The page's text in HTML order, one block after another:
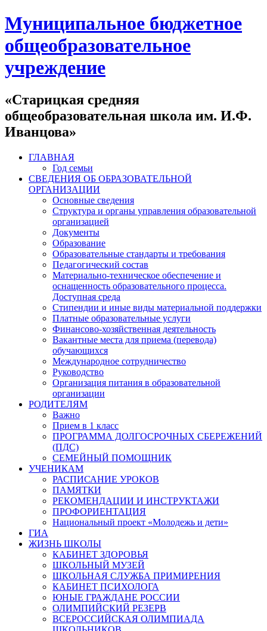
Муниципальное бюджетное
общеобразовательное
учреждение
«Старицкая средняя
общеобразовательная школа им. И.Ф.
Иванцова»
ГЛАВНАЯ
Год семьи
СВЕДЕНИЯ ОБ ОБРАЗОВАТЕЛЬНОЙ
ОРГАНИЗАЦИИ
Основные сведения
Структура и органы управления образовательной
организацией
Документы
Образование
Образовательные стандарты и требования
Педагогический состав
Материально-техническое обеспечение и
оснащенность образовательного процесса.
Доступная среда
Стипендии и иные виды материальной поддержки
Платные образовательные услуги
Финансово-хозяйственная деятельность
Вакантные места для приема (перевода)
обучающихся
Международное сотрудничество
Руководство
Организация питания в образовательной
организации
РОДИТЕЛЯМ
Важно
Прием в 1 класс
ПРОГРАММА ДОЛГОСРОЧНЫХ СБЕРЕЖЕНИЙ
(ПДС)
СЕМЕЙНЫЙ ПОМОЩНИК
УЧЕНИКАМ
РАСПИСАНИЕ УРОКОВ
ПАМЯТКИ
РЕКОМЕНДАЦИИ И ИНСТРУКТАЖИ
ПРОФОРИЕНТАЦИЯ
Национальный проект «Молодежь и дети»
ГИА
ЖИЗНЬ ШКОЛЫ
КАБИНЕТ ЗДОРОВЬЯ
ШКОЛЬНЫЙ МУЗЕЙ
ШКОЛЬНАЯ СЛУЖБА ПРИМИРЕНИЯ
КАБИНЕТ ПСИХОЛОГА
ЮНЫЕ ГРАЖДАНЕ РОССИИ
ОЛИМПИЙСКИЙ РЕЗЕРВ
ВСЕРОССИЙСКАЯ ОЛИМПИАДА